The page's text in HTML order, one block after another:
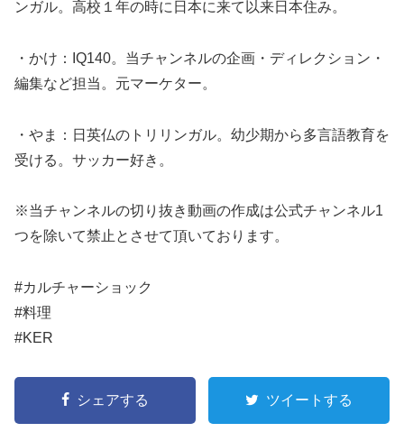
ンガル。高校１年の時に日本に来て以来日本住み。
・かけ：IQ140。当チャンネルの企画・ディレクション・
編集など担当。元マーケター。
・やま：日英仏のトリリンガル。幼少期から多言語教育を
受ける。サッカー好き。
※当チャンネルの切り抜き動画の作成は公式チャンネル1
つを除いて禁止とさせて頂いております。
#カルチャーショック
#料理
#KER
シェアする ツイートする